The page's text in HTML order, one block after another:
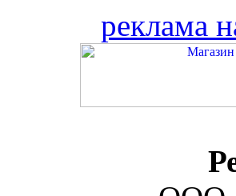
реклама